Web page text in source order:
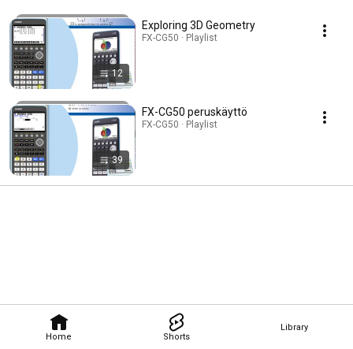
Home Shorts
Library
12
Exploring 3D Geometry
FX-CG50 · Playlist
39
FX-CG50 peruskäyttö
FX-CG50 · Playlist